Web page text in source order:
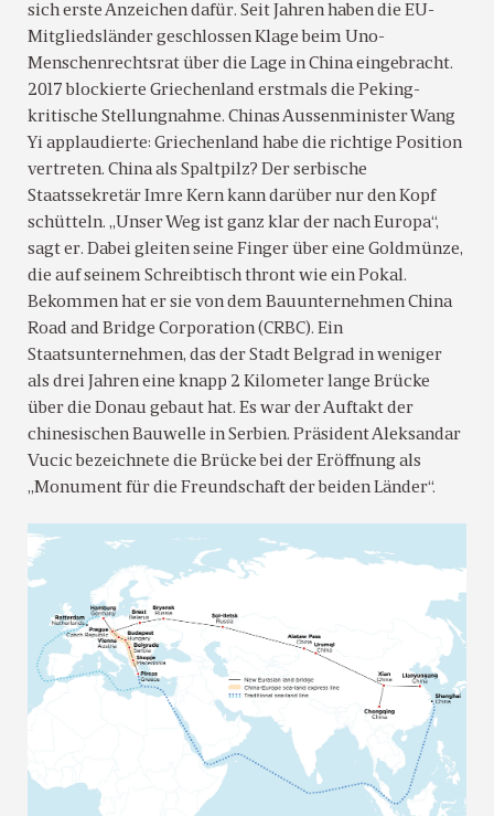
sich erste Anzeichen dafür. Seit Jahren haben die EU-
Mitgliedsländer geschlossen Klage beim Uno-
Menschenrechtsrat über die Lage in China eingebracht.
2017 blockierte Griechenland erstmals die Peking-
kritische Stellungnahme. Chinas Aussenminister Wang
Yi applaudierte: Griechenland habe die richtige Position
vertreten. China als Spaltpilz? Der serbische
Staatssekretär Imre Kern kann darüber nur den Kopf
schütteln. „Unser Weg ist ganz klar der nach Europa“,
sagt er. Dabei gleiten seine Finger über eine Goldmünze,
die auf seinem Schreibtisch thront wie ein Pokal.
Bekommen hat er sie von dem Bauunternehmen China
Road and Bridge Corporation (CRBC). Ein
Staatsunternehmen, das der Stadt Belgrad in weniger
als drei Jahren eine knapp 2 Kilometer lange Brücke
über die Donau gebaut hat. Es war der Auftakt der
chinesischen Bauwelle in Serbien. Präsident Aleksandar
Vucic bezeichnete die Brücke bei der Eröffnung als
„Monument für die Freundschaft der beiden Länder“.